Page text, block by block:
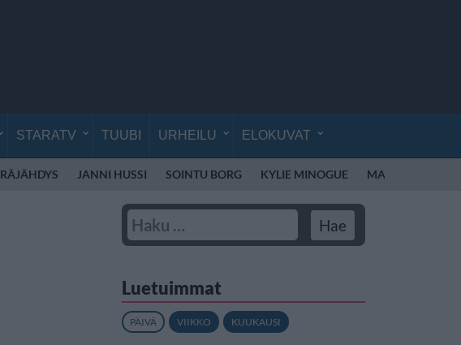
STARATV TUUBI URHEILU ELOKUVAT
RÄJÄHDYS JANNI HUSSI SOINTU BORG KYLIE MINOGUE MADONNA
Luetuimmat
PÄIVÄ VIIKKO KUUKAUSI